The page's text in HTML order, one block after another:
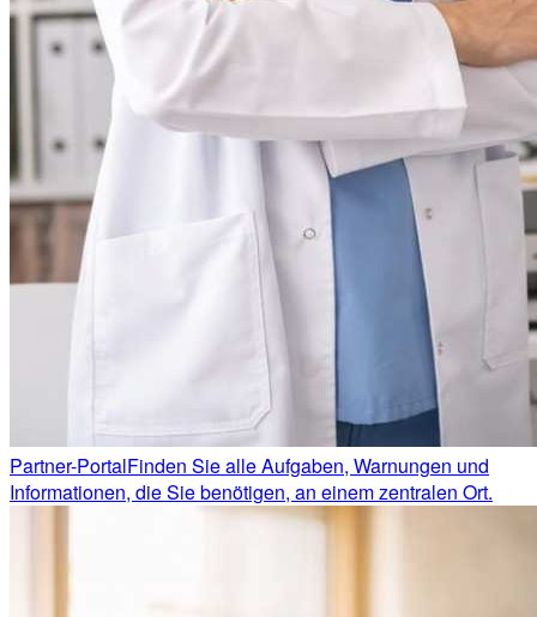
Partner-PortalFinden Sie alle Aufgaben, Warnungen und
Informationen, die Sie benötigen, an einem zentralen Ort.